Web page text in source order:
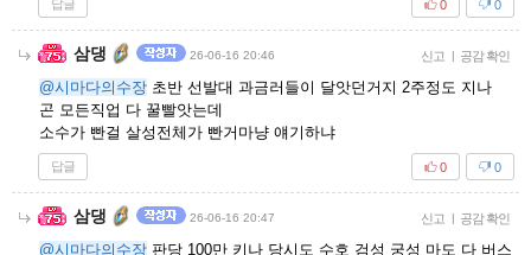
답글 0
0
삼댕 26-06-16 20:46 신고 | 공감 확인
@시마다의수장 초반 선발대 과금러들이 달앗던거지 2주정도 지나
곤 모든직업 다 꿀빨앗는데
소수가 빤걸 살성전체가 빤거마냥 얘기하냐
답글 0
0
삼댕 26-06-16 20:47 신고 | 공감 확인
@시마다의수장 판당 100만 키나 당시도 수호 검성 궁성 마도 다 버스